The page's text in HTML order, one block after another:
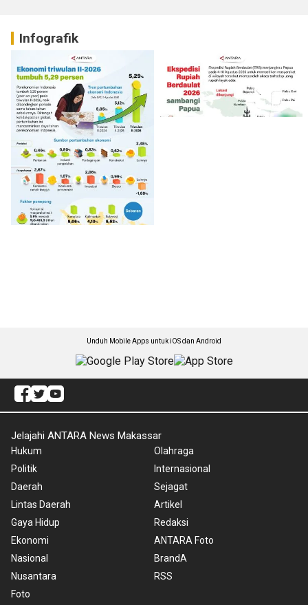
Infografik
Unduh Mobile Apps untuk iOS dan Android
Jelajahi ANTARA News Makassar
Hukum
Politik
Daerah
Lintas Daerah
Gaya Hidup
Ekonomi
Nasional
Nusantara
Foto
Olahraga
Internasional
Sejagat
Artikel
Redaksi
ANTARA Foto
BrandA
RSS